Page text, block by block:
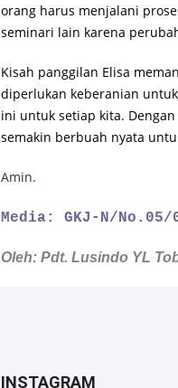
orang harus menjalani
seminari lain karena
Kisah panggilan Elisa
diperlukan keberanian
ini untuk setiap kita.
semakin berbuah nyata
Amin.
Media: GKJ-N/No.05/
Oleh: Pdt. Lusindo YL
INSTAGRAM